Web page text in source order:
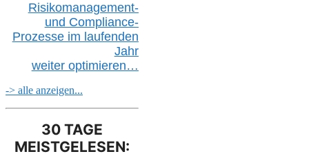
Risikomanagement-
und Compliance-
Prozesse im laufenden
Jahr
weiter optimieren…
-> alle anzeigen...
30 TAGE
MEISTGELESEN: